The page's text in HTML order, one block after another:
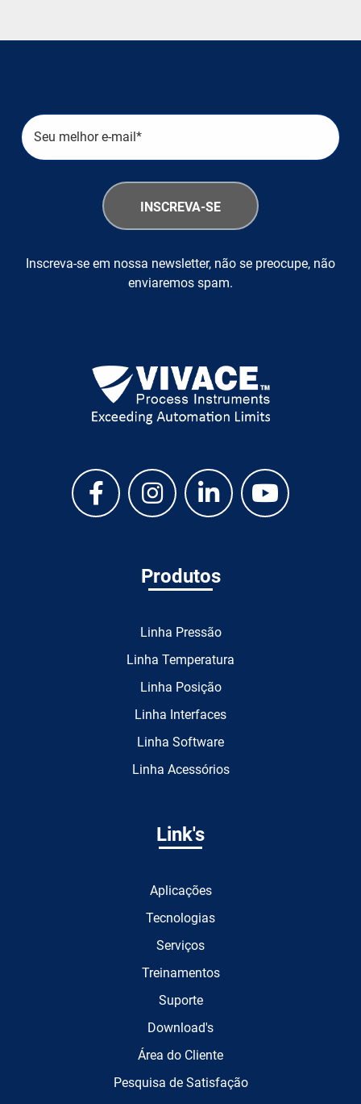
Inscreva-se em nossa newsletter, não se preocupe, não
enviaremos spam.
Produtos
Linha Pressão
Linha Temperatura
Linha Posição
Linha Interfaces
Linha Software
Linha Acessórios
Link's
Aplicações
Tecnologias
Serviços
Treinamentos
Suporte
Download's
Área do Cliente
Pesquisa de Satisfação